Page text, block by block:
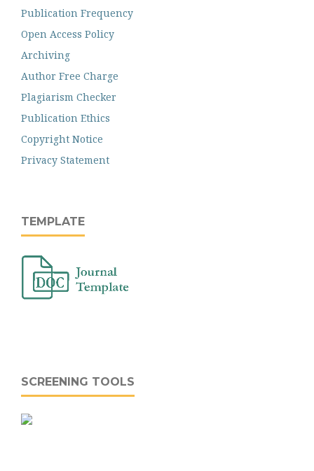
Publication Frequency
Open Access Policy
Archiving
Author Free Charge
Plagiarism Checker
Publication Ethics
Copyright Notice
Privacy Statement
TEMPLATE
SCREENING TOOLS